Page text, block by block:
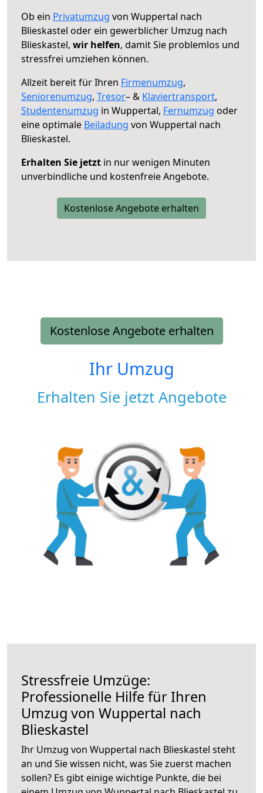
Ob ein Privatumzug von Wuppertal nach
Blieskastel oder ein gewerblicher Umzug nach
Blieskastel, wir helfen, damit Sie problemlos und
stressfrei umziehen können.
Allzeit bereit für Ihren Firmenumzug,
Seniorenumzug, Tresor– & Klaviertransport,
Studentenumzug in Wuppertal, Fernumzug oder
eine optimale Beiladung von Wuppertal nach
Blieskastel.
Erhalten Sie jetzt in nur wenigen Minuten
unverbindliche und kostenfreie Angebote.
Kostenlose Angebote erhalten
Kostenlose Angebote erhalten
Ihr Umzug
Erhalten Sie jetzt Angebote
Stressfreie Umzüge:
Professionelle Hilfe für Ihren
Umzug von Wuppertal nach
Blieskastel
Ihr Umzug von Wuppertal nach Blieskastel steht
an und Sie wissen nicht, was Sie zuerst machen
sollen? Es gibt einige wichtige Punkte, die bei